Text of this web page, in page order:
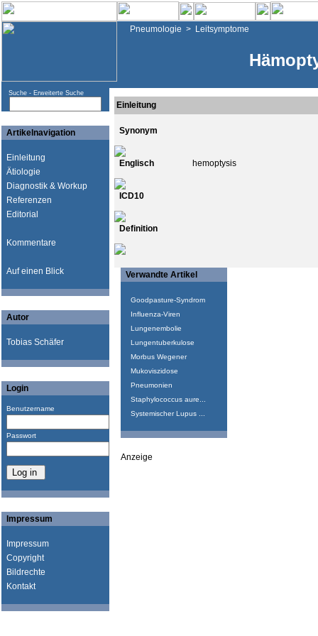
Pneumologie > Leitsymptome
Suche - Erweiterte Suche
Artikelnavigation
Einleitung
Ätiologie
Diagnostik & Workup
Referenzen
Editorial
Kommentare
Auf einen Blick
Autor
Tobias Schäfer
Login
Benutzername
Passwort
Impressum
Impressum
Copyright
Bildrechte
Kontakt
Einleitung
Synonym
Englisch hemoptysis
ICD10
Definition
Verwandte Artikel
Goodpasture-Syndrom
Influenza-Viren
Lungenembolie
Lungentuberkulose
Morbus Wegener
Mukoviszidose
Pneumonien
Staphylococcus aure...
Systemischer Lupus ...
Anzeige